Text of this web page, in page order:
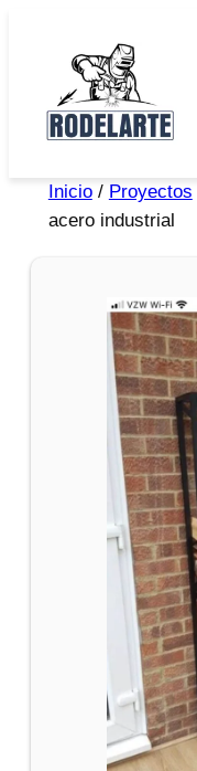
Inicio/ Proyectos
acero industrial